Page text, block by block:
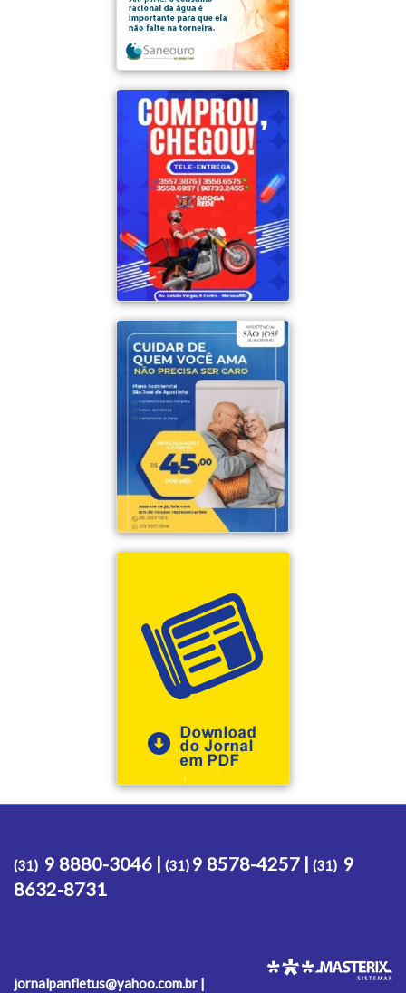
(31) 9 8880-3046 | (31) 9 8578-4257 | (31) 9
8632-8731
jornalpanfletus@yahoo.com.br |